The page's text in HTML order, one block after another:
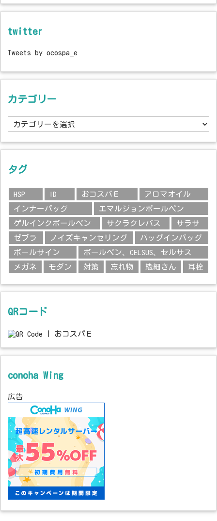
twitter
Tweets by ocospa_e
カテゴリー
テ
リ
ー
タグ
HSP ID おコスパＥ
アロマオイル
インナーバッグ
エマルジョンボールペン
ゲルインクボールペン
サクラクレパス
サラサ
ゼブラ
ノイズキャンセリング
バッグインバッグ
ボールサイン
ボールペン、CELSUS、セルサス
メガネ
モダン 対策 忘れ物 繊細さん 耳栓
QRコード
conoha Wing
広告